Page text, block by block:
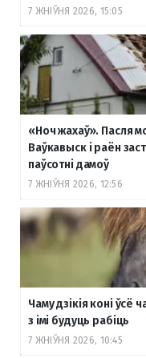
7 ЖНІЎНЯ 2026, 15:05
«Ноч жахаў». Пасля
Ваўкавыск і раён
паўсотні дамоў
7 ЖНІЎНЯ 2026, 12:56
Чаму дзікія коні ўсё
з імі будуць рабіць
7 ЖНІЎНЯ 2026, 10:45